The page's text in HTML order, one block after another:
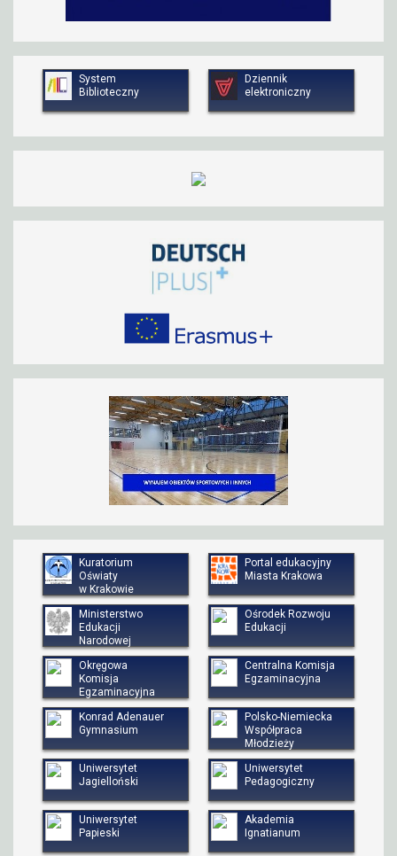
System
Biblioteczny
Dziennik
elektroniczny
Kuratorium
Oświaty
w Krakowie
Portal edukacyjny
Miasta Krakowa
Ministerstwo
Edukacji
Narodowej
Ośrodek Rozwoju
Edukacji
Okręgowa
Komisja
Egzaminacyjna
Centralna Komisja
Egzaminacyjna
Konrad Adenauer
Gymnasium
Polsko-Niemiecka
Współpraca
Młodzieży
Uniwersytet
Jagielloński
Uniwersytet
Pedagogiczny
Uniwersytet
Papieski
Akademia
Ignatianum